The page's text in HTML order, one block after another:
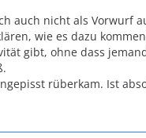
auch nicht als Vorwurf
wie es dazu
gibt, ohne dass
rüberkam. Ist